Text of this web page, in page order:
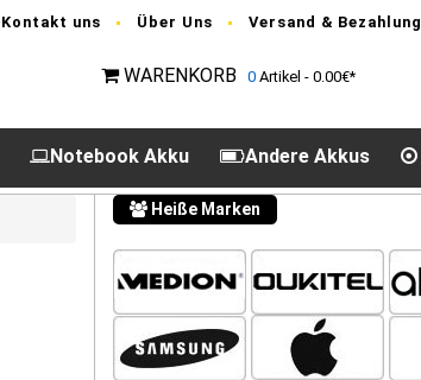
Kontakt uns Über Uns Versand & Bezahlung
WARENKORB 0 Artikel - 0.00€*
Notebook Akku Andere Akkus
Heiße Marken